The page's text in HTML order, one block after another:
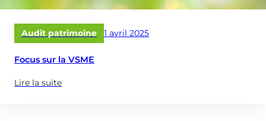
Audit patrimoine
Publié
le
1 avril 2025
Focus sur la VSME
Lire la suite
(à